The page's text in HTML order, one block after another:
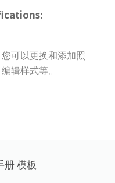
可以更换和添加照
辑样式等。
册 模板